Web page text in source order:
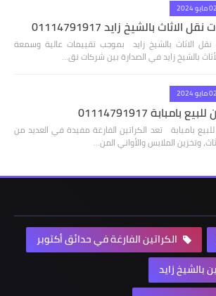
02 مايو 2024
الاثاث بالشيخ زايد 01114791917
الاثاث بالشيخ زايد بموجب تقييمات عالية وسمعة
بالشيخ زايد في الصدارة بين شركات نق…
02 مايو 2024
بامبابة 01114791917
بامبابة تعد الكراتين الفارغة مفيدة في العديد من
وتخزين الملابس والأواني المن…
الكراتين الفارغة في حدائق أكتوبر
بالشيخ زايد